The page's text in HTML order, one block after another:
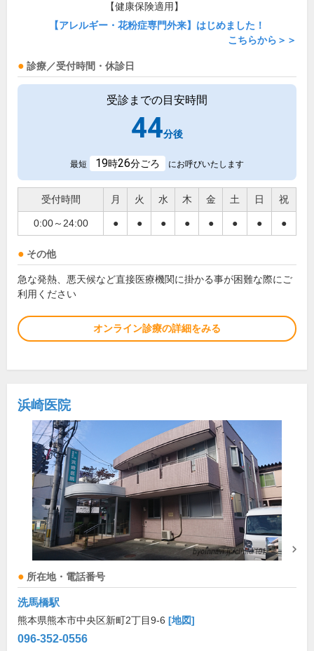
【健康保険適用】
【アレルギー・花粉症専門外来】はじめました！
こちらから＞＞
診療／受付時間・休診日
受診までの目安時間
44分後
最短 19時26分ごろ にお呼びいたします
受付時間 月 火 水 木 金 土 日 祝
0:00～24:00 ● ● ● ● ● ● ● ●
その他
急な発熱、悪天候など直接医療機関に掛かる事が困難な際にご
利用ください
オンライン診療の詳細をみる
浜崎医院
所在地・電話番号
洗馬橋駅
熊本県熊本市中央区新町2丁目9-6 [地図]
096-352-0556